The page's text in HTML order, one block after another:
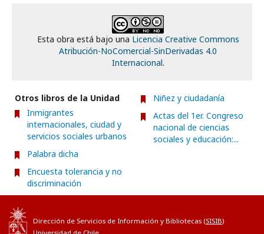
Esta obra está bajo una Licencia Creative Commons
Atribución-NoComercial-SinDerivadas 4.0
Internacional.
Otros libros de la Unidad
Inmigrantes
internacionales, ciudad y
servicios sociales urbanos
Palabra dicha
Encuesta tolerancia y no
discriminación
Niñez y ciudadanía
Actas del 1er. Congreso
nacional de ciencias
sociales y educación:...
Dirección de Servicios de Información y Bibliotecas (SISIB)